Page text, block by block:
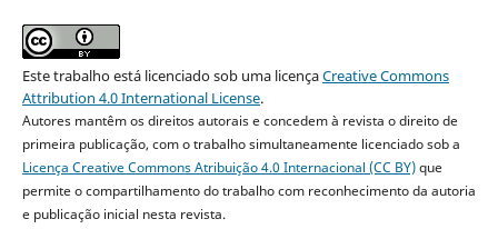
Este trabalho está licenciado sob uma licençaCreative Commons
Attribution 4.0 International License.
Autores mantêm os direitos autorais e concedem à revista o direito de
primeira publicação, com o trabalho simultaneamente licenciado sob a
Licença Creative Commons Atribuição 4.0 Internacional (CC BY)que
permite o compartilhamento do trabalho com reconhecimento da autoria
e publicação inicial nesta revista.